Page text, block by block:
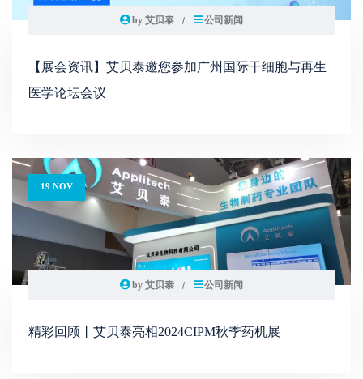
by 艾贝泰 公司新闻
【展会资讯】艾贝泰邀您参加广州国际干细胞与再生
医学论坛会议
19 NOV
by 艾贝泰 公司新闻
精彩回顾丨艾贝泰亮相2024CIPM秋季药机展